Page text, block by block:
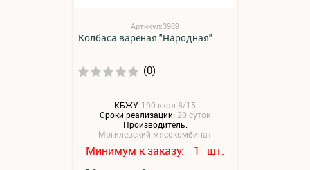
Артикул:3989
Колбаса вареная "Народная"
(0)
КБЖУ: 190 ккал 8/15
Сроки реализации: 20 суток
Производитель:
Могилевский мясокомбинат
Минимум к заказу: 1 шт.